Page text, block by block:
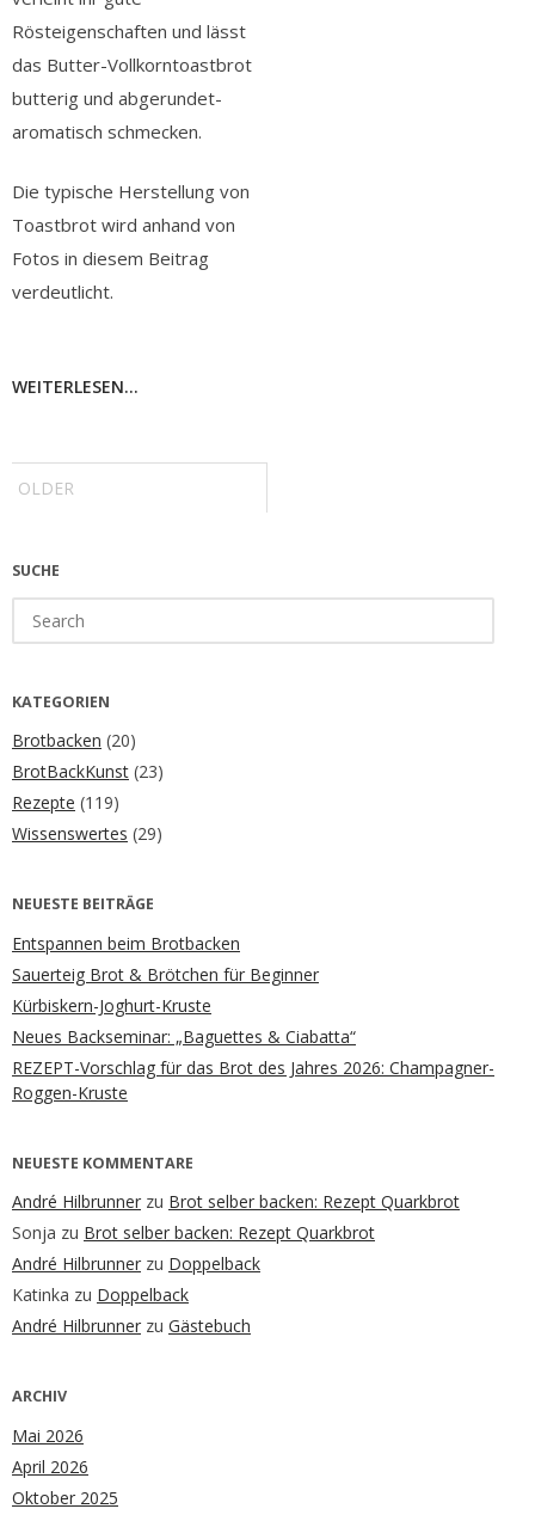
Rösteigenschaften und lässt
das Butter-Vollkorntoastbrot
butterig und abgerundet-
aromatisch schmecken.
Die typische Herstellung von
Toastbrot wird anhand von
Fotos in diesem Beitrag
verdeutlicht.
WEITERLESEN...
OLDER
SUCHE
for:
KATEGORIEN
Brotbacken (20)
BrotBackKunst (23)
Rezepte (119)
Wissenswertes (29)
NEUESTE BEITRÄGE
Entspannen beim Brotbacken
Sauerteig Brot & Brötchen für Beginner
Kürbiskern-Joghurt-Kruste
Neues Backseminar: „Baguettes & Ciabatta“
REZEPT-Vorschlag für das Brot des Jahres 2026: Champagner-
Roggen-Kruste
NEUESTE KOMMENTARE
André Hilbrunner zu Brot selber backen: Rezept Quarkbrot
Sonja zu Brot selber backen: Rezept Quarkbrot
André Hilbrunner zu Doppelback
Katinka zu Doppelback
André Hilbrunner zu Gästebuch
ARCHIV
Mai 2026
April 2026
Oktober 2025